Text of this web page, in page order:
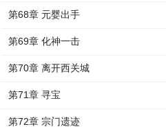
第68章 元婴出手
第69章 化神一击
第70章 离开西关城
第71章 寻宝
第72章 宗门遗迹